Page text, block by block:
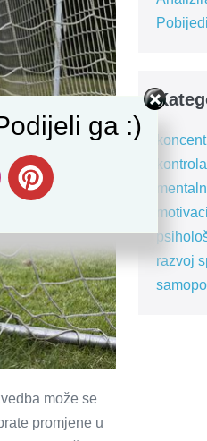
može se
promjene u
razvoj
ga :)